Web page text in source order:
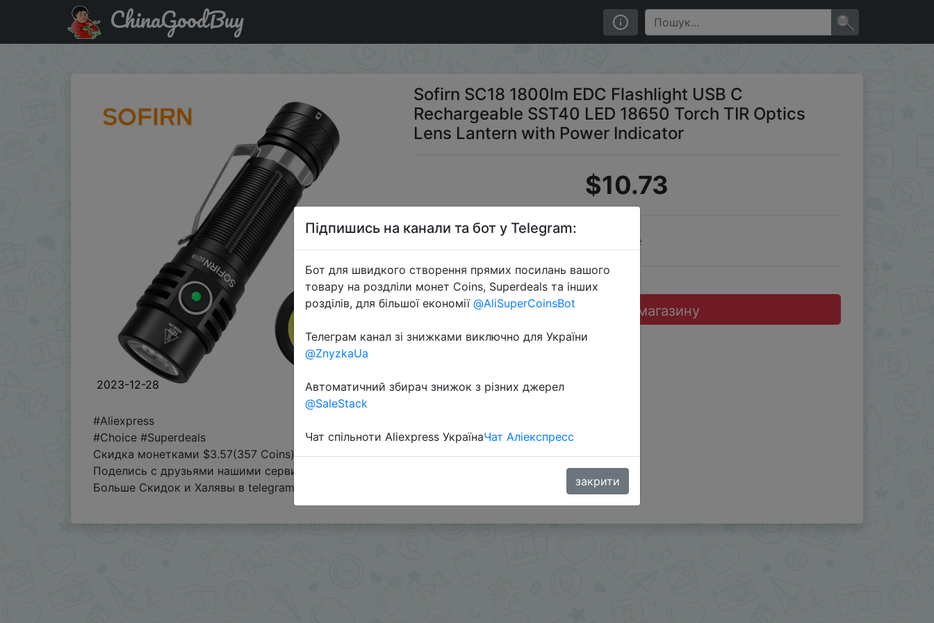
Акція на Sofirn SC18 1800lm EDC Flashlight USB C Rechargeable SST40 LED 18650 Torch TIR Optics Lens Lantern with Power Indicator
ChinaGoodBuy
2023-12-28
Sofirn SC18 1800lm EDC Flashlight USB C
Rechargeable SST40 LED 18650 Torch TIR Optics
Lens Lantern with Power Indicator
$10.73
Sale
Перейти до магазину
#Aliexpress
#Choice #Superdeals
Скидка монетками $3.57(357 Coins)
Поделись с друзьями нашими сервисами - @Skidkovozik
Больше Скидок и Халявы в telegram
Підпишись на канали та бот у Telegram:
Бот для швидкого створення прямих посилань вашого
товару на роздліли монет Coins, Superdeals та інших
розділів, для більшої економії @AliSuperCoinsBot
Телеграм канал зі знижками виключно для України
@ZnyzkaUa
Автоматичний збирач знижок з різних джерел
@SaleStack
Чат спільноти Aliexpress УкраїнаЧат Аліекспресс
закрити